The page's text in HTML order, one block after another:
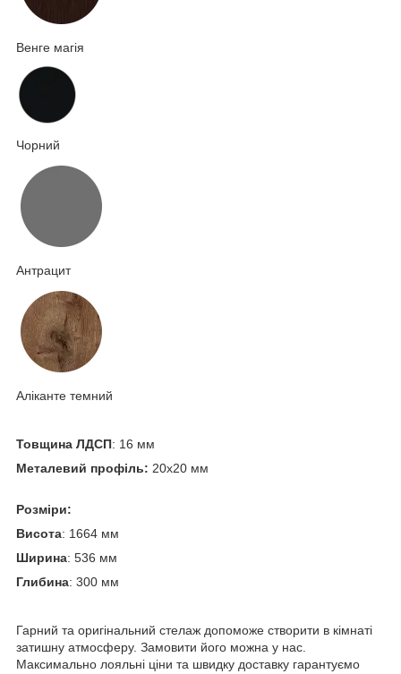
Венге магія
Чорний
Антрацит
Аліканте темний
Товщина ЛДСП: 16 мм
Металевий профіль: 20х20 мм
Розміри:
Висота: 1664 мм
Ширина: 536 мм
Глибина: 300 мм
Гарний та оригінальний стелаж допоможе створити в кімнаті
затишну атмосферу. Замовити його можна у нас.
Максимально лояльні ціни та швидку доставку гарантуємо